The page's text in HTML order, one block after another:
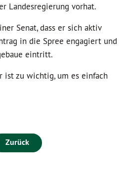
Landesregierung vorhat.
Senat, dass er sich aktiv
in die Spree engagiert und
eintritt.
ist zu wichtig, um es einfach
Zurück